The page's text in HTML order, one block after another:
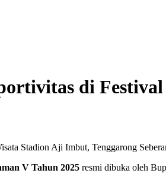
di
Stadion Aji Imbut, Tenggarong
V Tahun 2025 resmi dibuka oleh